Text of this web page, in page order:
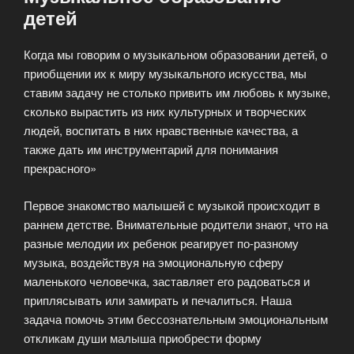
детей
Когда мы говорим о музыкальном образовании детей, о
приобщении их к миру музыкального искусства, мы
ставим задачу не столько привить им любовь к музыке,
сколько вырастить из них культурных и творческих
людей, воспитать в них нравственные качества, а
также дать им инструментарий для понимания
прекрасного»
Первое знакомство малышей с музыкой происходит в
раннем детстве. Внимательные родители знают, что на
разные мелодии их ребенок реагирует по-разному
музыка, воздействуя на эмоциональную сферу
маленького человечка, заставляет его радоваться и
приплясывать или замирать и печалиться. Наша
задача помочь этим бессознательным эмоциональным
откликам души малыша приобрести форму